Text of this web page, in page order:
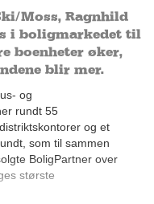
Moss, Ragnhild
i boligmarkedet til
boenheter øker,
blir mer.
og
rundt 55
og et
som til sammen
BoligPartner over
største